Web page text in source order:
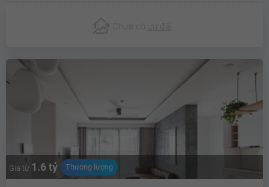
Chưa có ưu đãi
Giá từ 1.6 tỷ Thương lượng